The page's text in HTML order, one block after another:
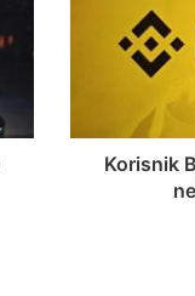
Korisnik